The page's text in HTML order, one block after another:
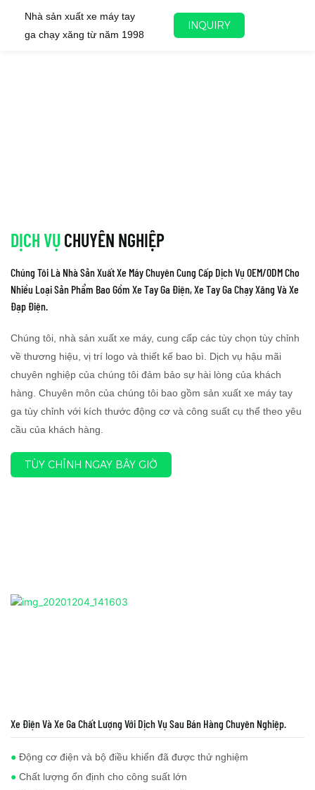
Nhà sản xuất xe máy tay
ga chạy xăng từ năm 1998
INQUIRY
DỊCH VỤCHUYÊN NGHIỆP
Chúng Tôi Là Nhà Sản Xuất Xe Máy Chuyên Cung Cấp Dịch Vụ OEM/ODM Cho
Nhiều Loại Sản Phẩm Bao Gồm Xe Tay Ga Điện, Xe Tay Ga Chạy Xăng Và Xe
Đạp Điện.
Chúng tôi, nhà sản xuất xe máy, cung cấp các tùy chọn tùy chỉnh
về thương hiệu, vị trí logo và thiết kế bao bì. Dịch vụ hậu mãi
chuyên nghiệp của chúng tôi đảm bảo sự hài lòng của khách
hàng. Chuyên môn của chúng tôi bao gồm sản xuất xe máy tay
ga tùy chỉnh với kích thước động cơ và công suất cụ thể theo yêu
cầu của khách hàng.
TÙY CHỈNH NGAY BÂY GIỜ
Xe Điện Và Xe Ga Chất Lượng Với Dịch Vụ Sau Bán Hàng Chuyên Nghiệp.
● Động cơ điện và bộ điều khiển đã được thử nghiệm
● Chất lượng ổn định cho công suất lớn